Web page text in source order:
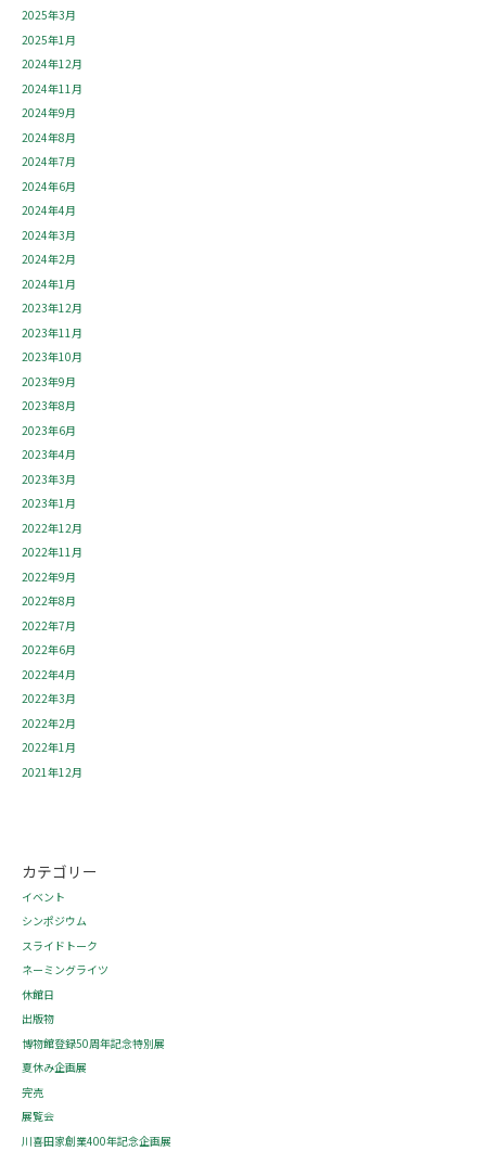
2025年3月
2025年1月
2024年12月
2024年11月
2024年9月
2024年8月
2024年7月
2024年6月
2024年4月
2024年3月
2024年2月
2024年1月
2023年12月
2023年11月
2023年10月
2023年9月
2023年8月
2023年6月
2023年4月
2023年3月
2023年1月
2022年12月
2022年11月
2022年9月
2022年8月
2022年7月
2022年6月
2022年4月
2022年3月
2022年2月
2022年1月
2021年12月
カテゴリー
イベント
シンポジウム
スライドトーク
ネーミングライツ
休館日
出版物
博物館登録50周年記念特別展
夏休み企画展
完売
展覧会
川喜田家創業400年記念企画展